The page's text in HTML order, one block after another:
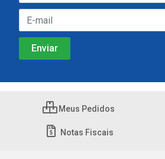
Meus Pedidos
Notas Fiscais